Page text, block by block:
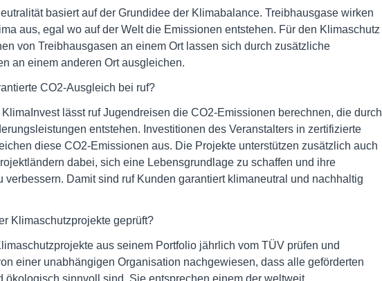
basiert auf der Grundidee der Klimabalance. Treibhausgase wirken
aus, egal wo auf der Welt die Emissionen entstehen. Für den Klimaschutz
von Treibhausgasen an einem Ort lassen sich durch zusätzliche
an einem anderen Ort ausgleichen.
CO2-Ausgleich bei ruf?
KlimaInvest lässt ruf Jugendreisen die CO2-Emissionen berechnen, die durch
entstehen. Investitionen des Veranstalters in zertifizierte
diese CO2-Emissionen aus. Die Projekte unterstützen zusätzlich auch
dabei, sich eine Lebensgrundlage zu schaffen und ihre
verbessern. Damit sind ruf Kunden garantiert klimaneutral und nachhaltig
Klimaschutzprojekte geprüft?
aus seinem Portfolio jährlich vom TÜV prüfen und
einer unabhängigen Organisation nachgewiesen, dass alle geförderten
ökologisch sinnvoll sind. Sie entsprechen einem der weltweit